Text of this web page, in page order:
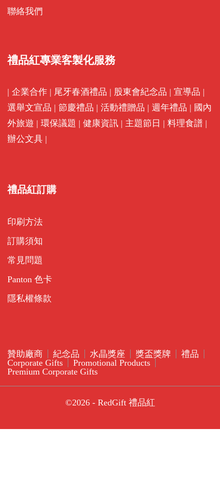
聯絡我們
禮品紅專業客製化服務
| 企業合作 | 尾牙春酒禮品 | 股東會紀念品 | 宣導品 |
選舉文宣品 | 節慶禮品 | 活動禮贈品 | 週年禮品 | 國內
外旅遊 | 環保議題 | 健康資訊 | 主題節日 | 料理食譜 |
辦公文具 |
禮品紅訂購
印刷方法
訂購須知
常見問題
Panton 色卡
隱私權條款
贊助廠商 紀念品 水晶獎座 獎盃獎牌
禮品
Corporate Gifts
Promotional Products
Premium Corporate Gifts
©2026 - RedGift 禮品紅